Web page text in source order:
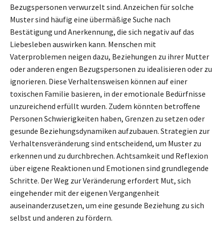
Bezugspersonen verwurzelt sind. Anzeichen für solche
Muster sind häufig eine übermäßige Suche nach
Bestätigung und Anerkennung, die sich negativ auf das
Liebesleben auswirken kann. Menschen mit
Vaterproblemen neigen dazu, Beziehungen zu ihrer Mutter
oder anderen engen Bezugspersonen zu idealisieren oder zu
ignorieren. Diese Verhaltensweisen können auf einer
toxischen Familie basieren, in der emotionale Bedürfnisse
unzureichend erfüllt wurden. Zudem könnten betroffene
Personen Schwierigkeiten haben, Grenzen zu setzen oder
gesunde Beziehungsdynamiken aufzubauen. Strategien zur
Verhaltensveränderung sind entscheidend, um Muster zu
erkennen und zu durchbrechen. Achtsamkeit und Reflexion
über eigene Reaktionen und Emotionen sind grundlegende
Schritte. Der Weg zur Veränderung erfordert Mut, sich
eingehender mit der eigenen Vergangenheit
auseinanderzusetzen, um eine gesunde Beziehung zu sich
selbst und anderen zu fördern.